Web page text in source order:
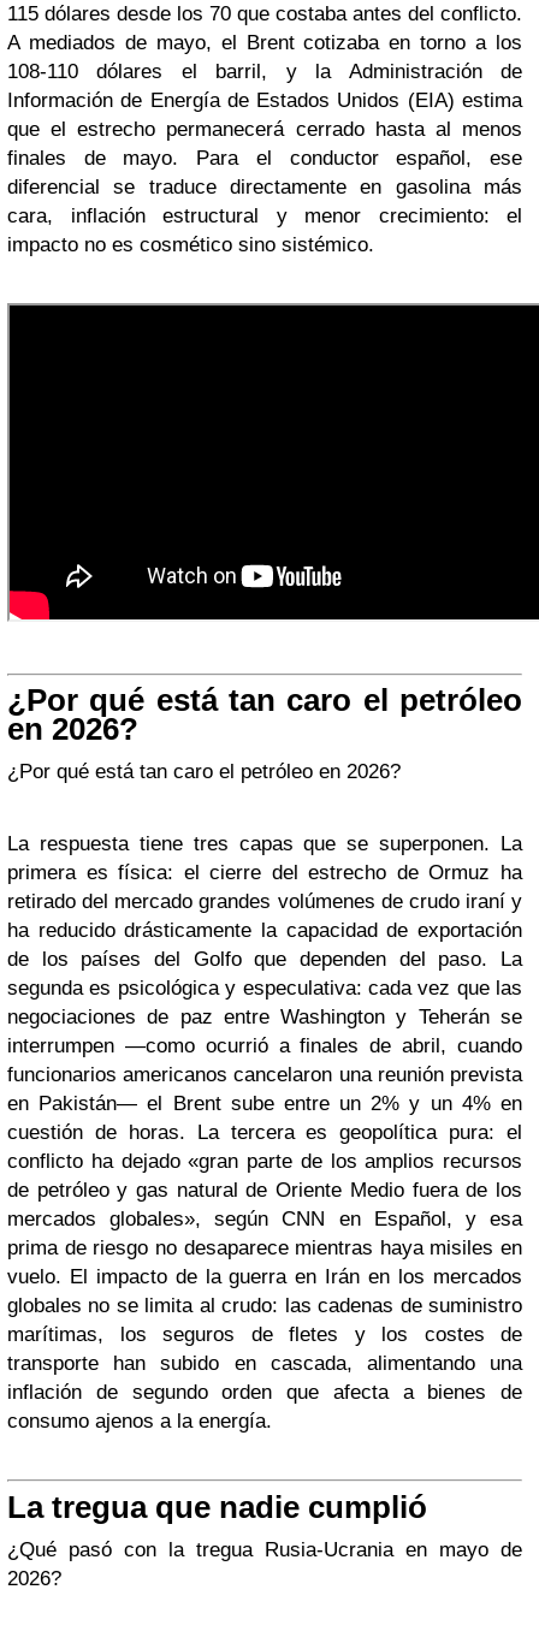
115 dólares desde los 70 que costaba antes del conflicto.
A mediados de mayo, el Brent cotizaba en torno a los
108-110 dólares el barril, y la Administración de
Información de Energía de Estados Unidos (EIA) estima
que el estrecho permanecerá cerrado hasta al menos
finales de mayo. Para el conductor español, ese
diferencial se traduce directamente en gasolina más
cara, inflación estructural y menor crecimiento: el
impacto no es cosmético sino sistémico.
¿Por qué está tan caro el petróleo
en 2026?
¿Por qué está tan caro el petróleo en 2026?
La respuesta tiene tres capas que se superponen. La
primera es física: el cierre del estrecho de Ormuz ha
retirado del mercado grandes volúmenes de crudo iraní y
ha reducido drásticamente la capacidad de exportación
de los países del Golfo que dependen del paso. La
segunda es psicológica y especulativa: cada vez que las
negociaciones de paz entre Washington y Teherán se
interrumpen —como ocurrió a finales de abril, cuando
funcionarios americanos cancelaron una reunión prevista
en Pakistán— el Brent sube entre un 2% y un 4% en
cuestión de horas. La tercera es geopolítica pura: el
conflicto ha dejado «gran parte de los amplios recursos
de petróleo y gas natural de Oriente Medio fuera de los
mercados globales», según CNN en Español, y esa
prima de riesgo no desaparece mientras haya misiles en
vuelo. El impacto de la guerra en Irán en los mercados
globales no se limita al crudo: las cadenas de suministro
marítimas, los seguros de fletes y los costes de
transporte han subido en cascada, alimentando una
inflación de segundo orden que afecta a bienes de
consumo ajenos a la energía.
La tregua que nadie cumplió
¿Qué pasó con la tregua Rusia-Ucrania en mayo de
2026?